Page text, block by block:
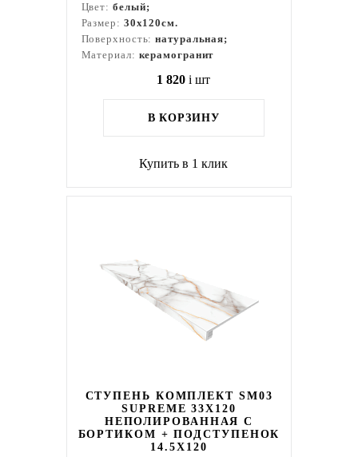
Цвет: белый;
Размер: 30x120см.
Поверхность:натуральная;
Материал: керамогранит
1 820 i шт
В КОРЗИНУ
Купить в 1 клик
СТУПЕНЬ КОМПЛЕКТ SM03
SUPREME 33X120
НЕПОЛИРОВАННАЯ С
БОРТИКОМ + ПОДСТУПЕНОК
14.5X120